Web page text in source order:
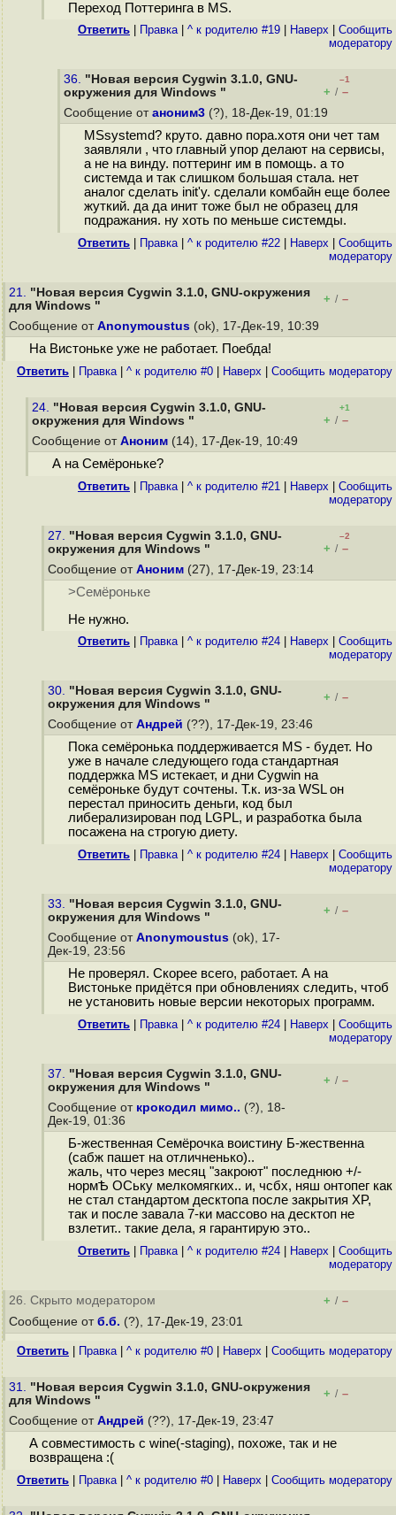
Переход Поттеринга в MS.
Ответить Правка| ^ к родителю #19 Наверх
Cообщить
модератору
36. "Новая версия Cygwin 3.1.0, GNU-
окружения для Windows "
–1
+ / –
Сообщение от аноним3 (?), 18-Дек-19, 01:19
MSsystemd? круто. давно пора.хотя они чет там
заявляли , что главный упор делают на сервисы,
а не на винду. поттеринг им в помощь. а то
системда и так слишком большая стала. нет
аналог сделать init'у. сделали комбайн еще более
жуткий. да да инит тоже был не образец для
подражания. ну хоть по меньше системды.
Ответить Правка| ^ к родителю #22 Наверх
Cообщить
модератору
21. "Новая версия Cygwin 3.1.0, GNU-окружения
для Windows "
+ / –
Сообщение от Anonymoustus (ok), 17-Дек-19, 10:39
На Вистоньке уже не работает. Поебда!
Ответить Правка| ^ к родителю #0 Наверх Cообщить модератору
24. "Новая версия Cygwin 3.1.0, GNU-
окружения для Windows "
+1
+ / –
Сообщение от Аноним (14), 17-Дек-19, 10:49
А на Семёроньке?
Ответить Правка| ^ к родителю #21 Наверх
Cообщить
модератору
27. "Новая версия Cygwin 3.1.0, GNU-
окружения для Windows "
–2
+ / –
Сообщение от Аноним (27), 17-Дек-19, 23:14
>Семёроньке
He нужно.
Ответить Правка| ^ к родителю #24 Наверх
Cообщить
модератору
30. "Новая версия Cygwin 3.1.0, GNU-
окружения для Windows "
+ / –
Сообщение от Андрей (??), 17-Дек-19, 23:46
Пока семёронька поддерживается MS - будет. Но
уже в начале следующего года стандартная
поддержка MS истекает, и дни Cygwin на
семёроньке будут сочтены. Т.к. из-за WSL он
перестал приносить деньги, код был
либерализирован под LGPL, и разработка была
посажена на строгую диету.
Ответить Правка| ^ к родителю #24 Наверх
Cообщить
модератору
33. "Новая версия Cygwin 3.1.0, GNU-
окружения для Windows "
+ / –
Сообщение от Anonymoustus (ok), 17-
Дек-19, 23:56
Не проверял. Скорее всего, работает. А на
Вистоньке придётся при обновлениях следить, чтоб
не установить новые версии некоторых программ.
Ответить Правка| ^ к родителю #24 Наверх
Cообщить
модератору
37. "Новая версия Cygwin 3.1.0, GNU-
окружения для Windows "
+ / –
Сообщение от крокодил мимо.. (?), 18-
Дек-19, 01:36
Б-жественная Семёрочка воистину Б-жественна
(сабж пашет на отличненько)..
жаль, что через месяц "закроют" последнюю +/-
нормѢ ОСьку мелкомягких.. и, чсбх, няш онтопег как
не стал стандартом десктопа после закрытия XP,
так и после завала 7-ки массово на десктоп не
взлетит.. такие дела, я гарантирую это..
Ответить Правка| ^ к родителю #24 Наверх
Cообщить
модератору
26. Скрыто модератором + / –
Сообщение от б.б. (?), 17-Дек-19, 23:01
Ответить Правка| ^ к родителю #0 Наверх Cообщить модератору
31. "Новая версия Cygwin 3.1.0, GNU-окружения
для Windows "
+ / –
Сообщение от Андрей (??), 17-Дек-19, 23:47
А совместимость с wine(-staging), похоже, так и не
возвращена :(
Ответить Правка| ^ к родителю #0 Наверх Cообщить модератору